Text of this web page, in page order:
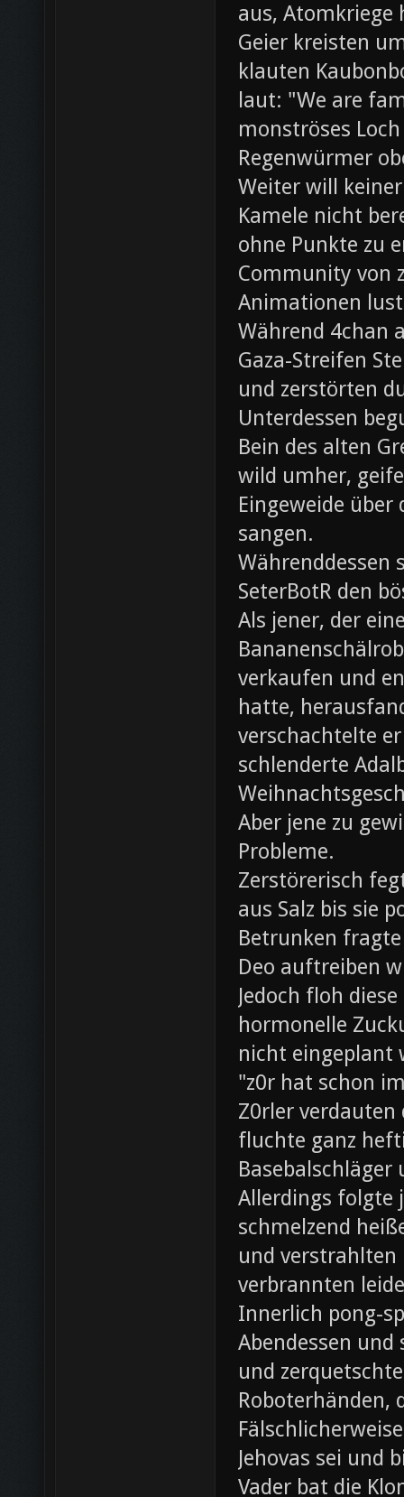
aus,
Geier kreisten
klauten
laut: "We are
monströses
Regenwürmer
Weiter will
Kamele nicht
ohne Punkte zu
Community von
Animationen
Während 4chan
Gaza-Streifen
und zerstörten
Unterdessen
Bein des alten
wild umher,
Eingeweide
sangen.
Währenddessen
SeterBotR den
Als jener, der
verkaufen und
hatte,
verschachtelte
schlenderte
Aber jene zu
Probleme.
Zerstörerisch
aus Salz bis sie
Betrunken
Deo auftreiben
Jedoch floh
hormonelle
nicht eingeplant
"z0r hat schon
Z0rler
fluchte ganz
Allerdings folgte
schmelzend
und verstrahlten
verbrannten
Innerlich pong-
Abendessen
und
Roboterhänden,
Jehovas sei und
Vader bat die